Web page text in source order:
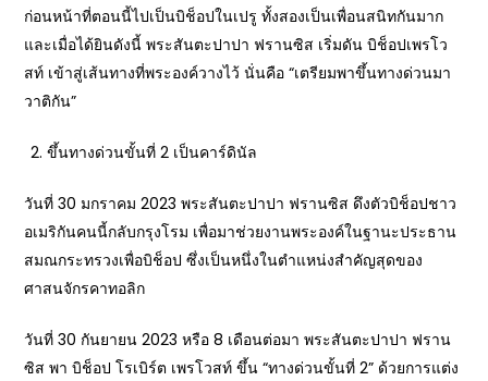
ก่อนหน้าที่ตอนนี้ไปเป็นบิช็อปในเปรู ทั้งสองเป็นเพื่อนสนิทกันมาก
และเมื่อได้ยินดังนี้ พระสันตะปาปา ฟรานซิส เริ่มดัน บิช็อปเพรโว
สท์ เข้าสู่เส้นทางที่พระองค์วางไว้ นั่นคือ “เตรียมพาขึ้นทางด่วนมา
วาติกัน”
ขึ้นทางด่วนขั้นที่ 2 เป็นคาร์ดินัล
วันที่ 30 มกราคม 2023 พระสันตะปาปา ฟรานซิส ดึงตัวบิช็อปชาว
อเมริกันคนนี้กลับกรุงโรม เพื่อมาช่วยงานพระองค์ในฐานะประธาน
สมณกระทรวงเพื่อบิช็อป ซึ่งเป็นหนึ่งในตำแหน่งสำคัญสุดของ
ศาสนจักรคาทอลิก
วันที่ 30 กันยายน 2023 หรือ 8 เดือนต่อมา พระสันตะปาปา ฟราน
ซิส พา บิช็อป โรเบิร์ต เพรโวสท์ ขึ้น “ทางด่วนขั้นที่ 2” ด้วยการแต่ง